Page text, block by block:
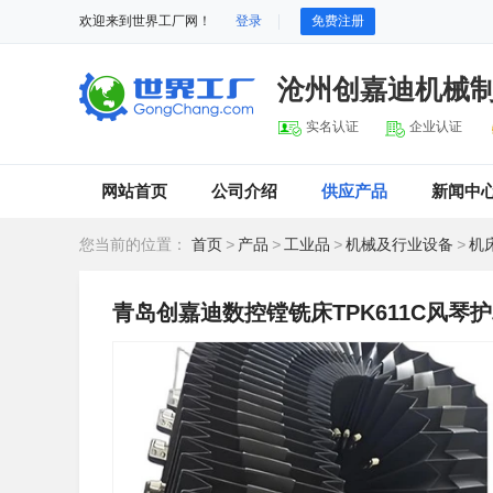
欢迎来到世界工厂网！ 登录 免费注册
沧州创嘉迪机械
实名认证 企业认证
网站首页 公司介绍 供应产品 新闻中
您当前的位置： 首页 > 产品 > 工业品 >机械及行业设备 >机
青岛创嘉迪数控镗铣床TPK611C风琴